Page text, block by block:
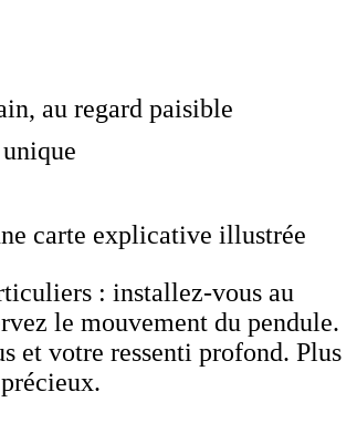
au regard paisible
carte explicative illustrée
: installez-vous au
le mouvement du pendule.
et votre ressenti profond. Plus